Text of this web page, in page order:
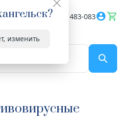
?
изменить
8182 483-083